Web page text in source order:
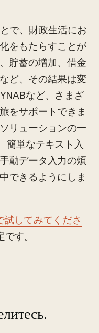
で、財政生活にお
をもたらすことが
貯蓄の増加、借金
ど、その結果は変
など、さまざ
をサポートできま
リューションの一
簡単なテキスト入
動データ入力の煩
できるようにしま
してみてくださ
す。